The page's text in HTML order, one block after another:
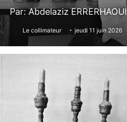
Par: Abdelaziz ERRERHAOUI
Le collimateur jeudi 11 juin 2026